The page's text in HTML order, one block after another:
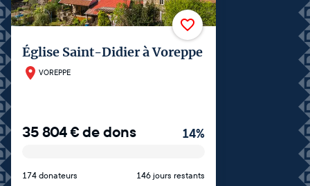
Église Saint-Didier à Voreppe
VOREPPE
35 804€de dons 14%
174 donateurs 146 jours restants